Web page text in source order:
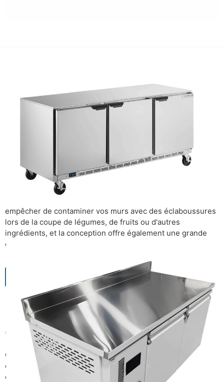
2. Réfrigérateurs et
congélateurs de plan de
réfrigérateurs de plan de travailetréfrigérateur sous
comptoir professionnel
identique, mais le plan de travail du réfrigérateur de
empêcher de contaminer vos murs avec des éclaboussures
lors de la coupe de légumes, de fruits ou d'autres
ingrédients, et la conception offre également une grande
commodité pour le nettoyage.
Magasinez tous nos réfrigérateurs de plan de travail
3. Réfrigérateur de base
du chef
Ces unités sont des unités polyvalentes pour n'importe
quelle cuisine et, plus important encore, le chef peut mettre
différents ingrédients dans les tiroirs à portée de main sans